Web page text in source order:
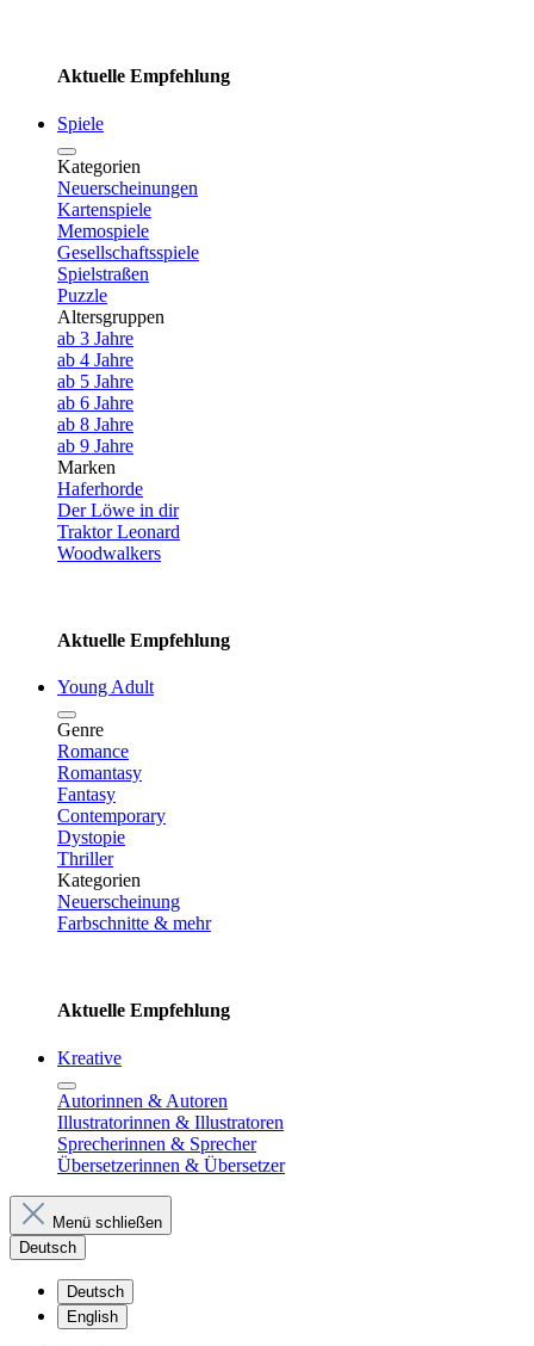
Aktuelle Empfehlung
Spiele
Kategorien
Neuerscheinungen
Kartenspiele
Memospiele
Gesellschaftsspiele
Spielstraßen
Puzzle
Altersgruppen
ab 3 Jahre
ab 4 Jahre
ab 5 Jahre
ab 6 Jahre
ab 8 Jahre
ab 9 Jahre
Marken
Haferhorde
Der Löwe in dir
Traktor Leonard
Woodwalkers
Aktuelle Empfehlung
Young Adult
Genre
Romance
Romantasy
Fantasy
Contemporary
Dystopie
Thriller
Kategorien
Neuerscheinung
Farbschnitte & mehr
Aktuelle Empfehlung
Kreative
Autorinnen & Autoren
Illustratorinnen & Illustratoren
Sprecherinnen & Sprecher
Übersetzerinnen & Übersetzer
Menü schließen
Deutsch
Deutsch
English